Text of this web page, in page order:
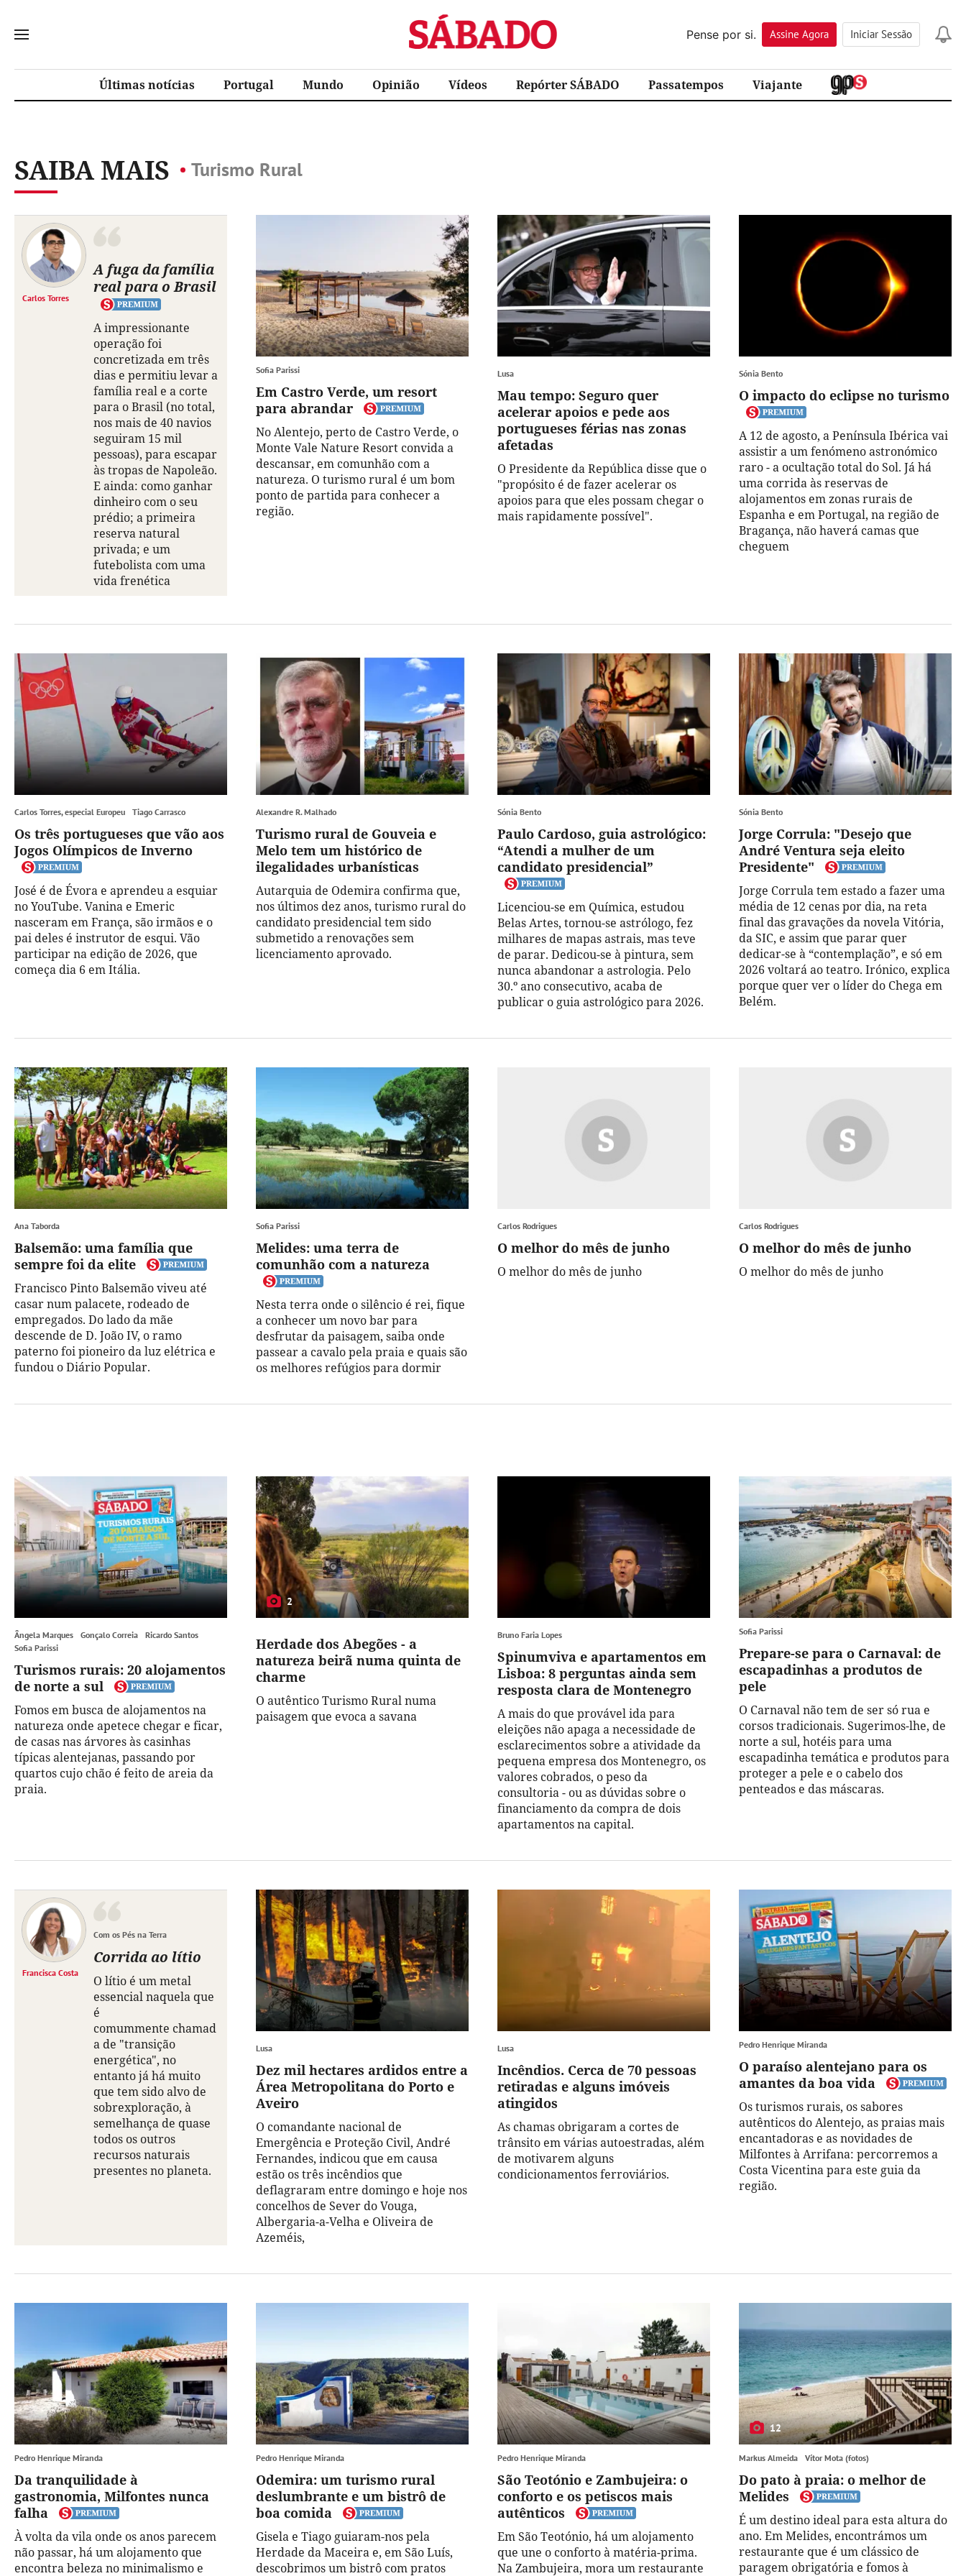
Sábado
Pense por si.
Assine Agora Iniciar Sessão
Últimas notícias Portugal Mundo Opinião Vídeos Repórter SÁBADO Passatempos Viajante
SAIBA MAIS Turismo Rural
Carlos Torres
A fuga da família
real para o Brasil
A impressionante
operação foi
concretizada em três
dias e permitiu levar a
família real e a corte
para o Brasil (no total,
nos mais de 40 navios
seguiram 15 mil
pessoas), para escapar
às tropas de Napoleão.
E ainda: como ganhar
dinheiro com o seu
prédio; a primeira
reserva natural
privada; e um
futebolista com uma
vida frenética
Sofia Parissi
Em Castro Verde, um resort
para abrandar
No Alentejo, perto de Castro Verde, o
Monte Vale Nature Resort convida a
descansar, em comunhão com a
natureza. O turismo rural é um bom
ponto de partida para conhecer a
região.
Lusa
Mau tempo: Seguro quer
acelerar apoios e pede aos
portugueses férias nas zonas
afetadas
O Presidente da República disse que o
"propósito é de fazer acelerar os
apoios para que eles possam chegar o
mais rapidamente possível".
Sónia Bento
O impacto do eclipse no turismo
A 12 de agosto, a Península Ibérica vai
assistir a um fenómeno astronómico
raro - a ocultação total do Sol. Já há
uma corrida às reservas de
alojamentos em zonas rurais de
Espanha e em Portugal, na região de
Bragança, não haverá camas que
cheguem
Carlos Torres, especial Europeu Tiago Carrasco
Os três portugueses que vão aos
Jogos Olímpicos de Inverno
José é de Évora e aprendeu a esquiar
no YouTube. Vanina e Emeric
nasceram em França, são irmãos e o
pai deles é instrutor de esqui. Vão
participar na edição de 2026, que
começa dia 6 em Itália.
Alexandre R. Malhado
Turismo rural de Gouveia e
Melo tem um histórico de
ilegalidades urbanísticas
Autarquia de Odemira confirma que,
nos últimos dez anos, turismo rural do
candidato presidencial tem sido
submetido a renovações sem
licenciamento aprovado.
Sónia Bento
Paulo Cardoso, guia astrológico:
“Atendi a mulher de um
candidato presidencial”
Licenciou-se em Química, estudou
Belas Artes, tornou-se astrólogo, fez
milhares de mapas astrais, mas teve
de parar. Dedicou-se à pintura, sem
nunca abandonar a astrologia. Pelo
30.º ano consecutivo, acaba de
publicar o guia astrológico para 2026.
Sónia Bento
Jorge Corrula: "Desejo que
André Ventura seja eleito
Presidente"
Jorge Corrula tem estado a fazer uma
média de 12 cenas por dia, na reta
final das gravações da novela Vitória,
da SIC, e assim que parar quer
dedicar-se à “contemplação”, e só em
2026 voltará ao teatro. Irónico, explica
porque quer ver o líder do Chega em
Belém.
Ana Taborda
Balsemão: uma família que
sempre foi da elite
Francisco Pinto Balsemão viveu até
casar num palacete, rodeado de
empregados. Do lado da mãe
descende de D. João IV, o ramo
paterno foi pioneiro da luz elétrica e
fundou o Diário Popular.
Sofia Parissi
Melides: uma terra de
comunhão com a natureza
Nesta terra onde o silêncio é rei, fique
a conhecer um novo bar para
desfrutar da paisagem, saiba onde
passear a cavalo pela praia e quais são
os melhores refúgios para dormir
Carlos Rodrigues
O melhor do mês de junho
O melhor do mês de junho
Carlos Rodrigues
O melhor do mês de junho
O melhor do mês de junho
Ângela Marques Gonçalo Correia
Ricardo Santos
Sofia Parissi
Turismos rurais: 20 alojamentos
de norte a sul
Fomos em busca de alojamentos na
natureza onde apetece chegar e ficar,
de casas nas árvores às casinhas
típicas alentejanas, passando por
quartos cujo chão é feito de areia da
praia.
2
Herdade dos Abegões - a
natureza beirã numa quinta de
charme
O autêntico Turismo Rural numa
paisagem que evoca a savana
Bruno Faria Lopes
Spinumviva e apartamentos em
Lisboa: 8 perguntas ainda sem
resposta clara de Montenegro
A mais do que provável ida para
eleições não apaga a necessidade de
esclarecimentos sobre a atividade da
pequena empresa dos Montenegro, os
valores cobrados, o peso da
consultoria - ou as dúvidas sobre o
financiamento da compra de dois
apartamentos na capital.
Sofia Parissi
Prepare-se para o Carnaval: de
escapadinhas a produtos de
pele
O Carnaval não tem de ser só rua e
corsos tradicionais. Sugerimos-lhe, de
norte a sul, hotéis para uma
escapadinha temática e produtos para
proteger a pele e o cabelo dos
penteados e das máscaras.
Francisca Costa
Com os Pés na Terra
Corrida ao lítio
O lítio é um metal
essencial naquela que
é
comummente chamad
a de "transição
energética", no
entanto já há muito
que tem sido alvo de
sobrexploração, à
semelhança de quase
todos os outros
recursos naturais
presentes no planeta.
Lusa
Dez mil hectares ardidos entre a
Área Metropolitana do Porto e
Aveiro
O comandante nacional de
Emergência e Proteção Civil, André
Fernandes, indicou que em causa
estão os três incêndios que
deflagraram entre domingo e hoje nos
concelhos de Sever do Vouga,
Albergaria-a-Velha e Oliveira de
Azeméis,
Lusa
Incêndios. Cerca de 70 pessoas
retiradas e alguns imóveis
atingidos
As chamas obrigaram a cortes de
trânsito em várias autoestradas, além
de motivarem alguns
condicionamentos ferroviários.
Pedro Henrique Miranda
O paraíso alentejano para os
amantes da boa vida
Os turismos rurais, os sabores
autênticos do Alentejo, as praias mais
encantadoras e as novidades de
Milfontes à Arrifana: percorremos a
Costa Vicentina para este guia da
região.
Pedro Henrique Miranda
Da tranquilidade à
gastronomia, Milfontes nunca
falha
À volta da vila onde os anos parecem
não passar, há um alojamento que
encontra beleza no minimalismo e
Pedro Henrique Miranda
Odemira: um turismo rural
deslumbrante e um bistrô de
boa comida
Gisela e Tiago guiaram-nos pela
Herdade da Maceira e, em São Luís,
descobrimos um bistrô com pratos
Pedro Henrique Miranda
São Teotónio e Zambujeira: o
conforto e os petiscos mais
autênticos
Em São Teotónio, há um alojamento
que une o conforto à matéria-prima.
Na Zambujeira, mora um restaurante
12
Markus Almeida Vítor Mota (fotos)
Do pato à praia: o melhor de
Melides
É um destino ideal para esta altura do
ano. Em Melides, encontrámos um
restaurante que é um clássico de
paragem obrigatória e fomos à